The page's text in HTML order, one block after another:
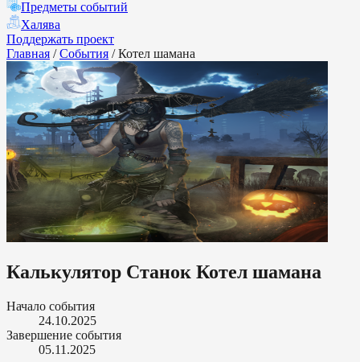
Предметы событий
Халява
Поддержать проект
Главная / События / Котел шамана
Калькулятор Станок Котел шамана
Начало события
24.10.2025
Завершение события
05.11.2025